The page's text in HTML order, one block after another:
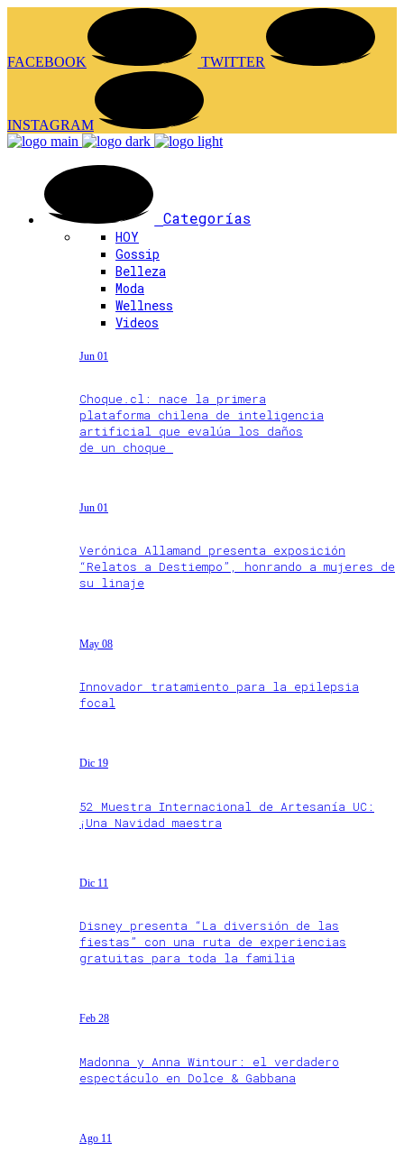
FACEBOOK TWITTER
INSTAGRAM
Categorías
HOY
Gossip
Belleza
Moda
Wellness
Videos
Jun 01
Choque.cl: nace la primera
plataforma chilena de inteligencia
artificial que evalúa los daños
de un choque
Jun 01
Verónica Allamand presenta exposición
“Relatos a Destiempo”, honrando a mujeres de
su linaje
May 08
Innovador tratamiento para la epilepsia
focal
Dic 19
52 Muestra Internacional de Artesanía UC:
¡Una Navidad maestra
Dic 11
Disney presenta “La diversión de las
fiestas” con una ruta de experiencias
gratuitas para toda la familia
Feb 28
Madonna y Anna Wintour: el verdadero
espectáculo en Dolce & Gabbana
Ago 11